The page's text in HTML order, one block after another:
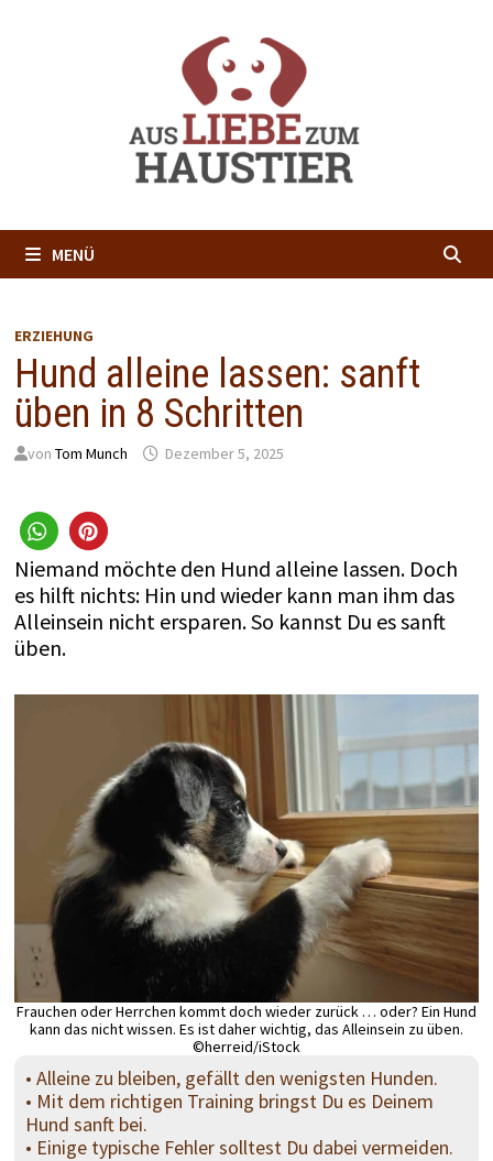
MENÜ
ERZIEHUNG
Hund alleine lassen: sanft
üben in 8 Schritten
von Tom Munch Dezember 5, 2025
Niemand möchte den Hund alleine lassen. Doch
es hilft nichts: Hin und wieder kann man ihm das
Alleinsein nicht ersparen. So kannst Du es sanft
üben.
Frauchen oder Herrchen kommt doch wieder zurück … oder? Ein Hund
kann das nicht wissen. Es ist daher wichtig, das Alleinsein zu üben.
©herreid/iStock
• Alleine zu bleiben, gefällt den wenigsten Hunden.
• Mit dem richtigen Training bringst Du es Deinem
Hund sanft bei.
• Einige typische Fehler solltest Du dabei vermeiden.